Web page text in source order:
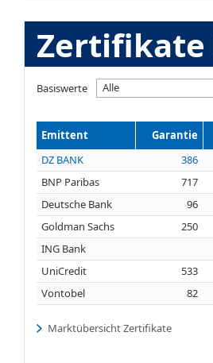
Basiswerte Alle
Emittent Garantie
DZ BANK
386
BNP Paribas
717
Deutsche Bank
96
Goldman Sachs
250
ING Bank
UniCredit
533
Vontobel
82
Marktübersicht Zertifikate